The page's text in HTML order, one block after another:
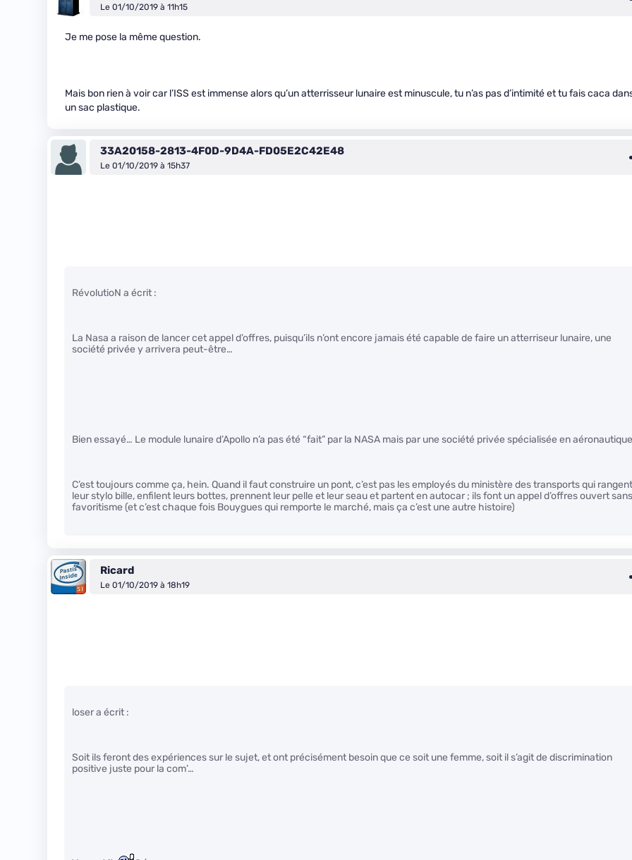
Le 01/10/2019 à 11h15
Je me pose la même question.
Mais bon rien à voir car l’ISS est immense alors qu’un atterrisseur lunaire est minuscule, tu n’as pas d’intimité et tu fais caca
un sac plastique.
33A20158-2813-4F0D-9D4A-FD05E2C42E48
Le 01/10/2019 à 15h37
RévolutioN a écrit :
La Nasa a raison de lancer cet appel d’offres, puisqu’ils n’ont encore jamais été capable de faire un atterriseur lunaire, une
société privée y arrivera peut-être…
Bien essayé… Le module lunaire d’Apollo n’a pas été “fait” par la NASA mais par une société privée spécialisée en
C’est toujours comme ça, hein. Quand il faut construire un pont, c’est pas les employés du ministère des transports qui rangent
leur stylo bille, enfilent leurs bottes, prennent leur pelle et leur seau et partent en autocar ; ils font un appel d’offres ouvert sans
favoritisme (et c’est chaque fois Bouygues qui remporte le marché, mais ça c’est une autre histoire)
Ricard
Le 01/10/2019 à 18h19
loser a écrit :
Soit ils feront des expériences sur le sujet, et ont précisément besoin que ce soit une femme, soit il s’agit de discrimination
positive juste pour la com’…